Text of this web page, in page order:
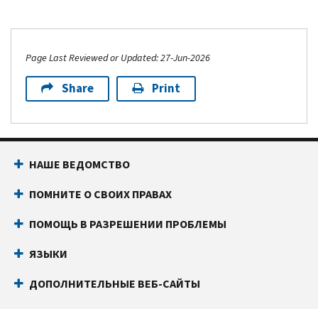
Page Last Reviewed or Updated: 27-Jun-2026
Share Print
НАШЕ ВЕДОМСТВО
ПОМНИТЕ О СВОИХ ПРАВАХ
ПОМОЩЬ В РАЗРЕШЕНИИ ПРОБЛЕМЫ
ЯЗЫКИ
ДОПОЛНИТЕЛЬНЫЕ ВЕБ-САЙТЫ